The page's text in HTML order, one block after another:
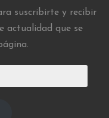
suscribirte y recibir
actualidad que se